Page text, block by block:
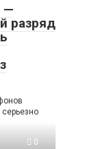
—
разряд
0